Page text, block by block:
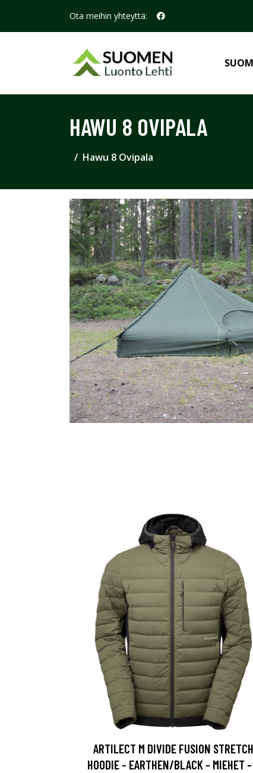
Ota meihin yhteyttä:
HAWU 8 OVIPALA
Hawu 8 Ovipala
ARTILECT M DIVIDE FUSION STRETCH
HOODIE - EARTHEN/BLACK - MIEHET